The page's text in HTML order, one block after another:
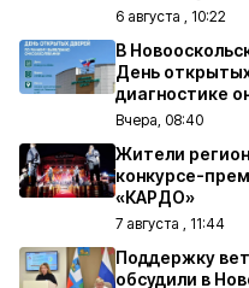
6 августа , 10:22
В
День
диагностике
Вчера, 08:40
Жители
конкурсе-
«КАРДО»
7 августа , 11:44
Поддержку
обсудили в